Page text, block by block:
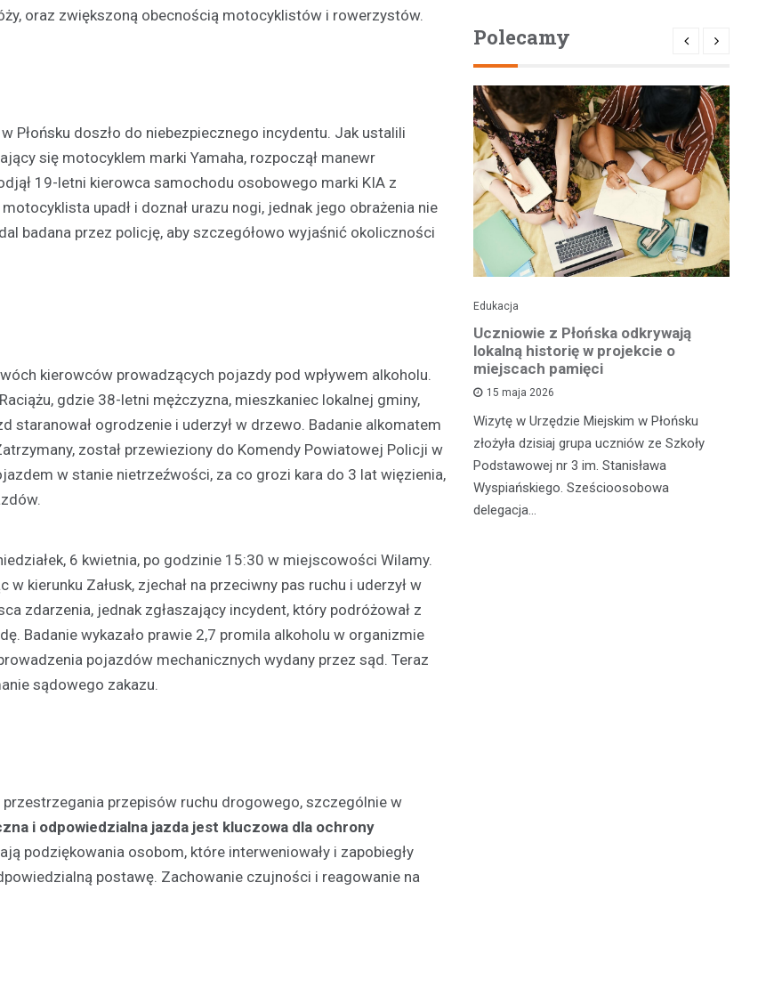
oraz zwiększoną obecnością motocyklistów i rowerzystów.
Płońsku doszło do niebezpiecznego incydentu. Jak ustalili
się motocyklem marki Yamaha, rozpoczął manewr
19-letni kierowca samochodu osobowego marki KIA z
upadł i doznał urazu nogi, jednak jego obrażenia nie
badana przez policję, aby szczegółowo wyjaśnić okoliczności
kierowców prowadzących pojazdy pod wpływem alkoholu.
gdzie 38-letni mężczyzna, mieszkaniec lokalnej gminy,
staranował ogrodzenie i uderzył w drzewo. Badanie alkomatem
został przewieziony do Komendy Powiatowej Policji w
w stanie nietrzeźwości, za co grozi kara do 3 lat więzienia,
6 kwietnia, po godzinie 15:30 w miejscowości Wilamy.
kierunku Załusk, zjechał na przeciwny pas ruchu i uderzył w
zdarzenia, jednak zgłaszający incydent, który podróżował z
Badanie wykazało prawie 2,7 promila alkoholu w organizmie
pojazdów mechanicznych wydany przez sąd. Teraz
sądowego zakazu.
przepisów ruchu drogowego, szczególnie w
i odpowiedzialna jazda jest kluczowa dla ochrony
podziękowania osobom, które interweniowały i zapobiegły
postawę. Zachowanie czujności i reagowanie na
Polecamy
11 grudnia 2023
Dnia 9 grudnia, powiewało odświętną
atmosferą w Starym Gralewie. To właśnie
tego dnia, mieszkańcy i goście miasteczka
zgromadzili się na…
Edukacja
Uczniowie z Płońska odkrywają
lokalną historię w projekcie o
miejscach pamięci
15 maja 2026
Wizytę w Urzędzie Miejskim w Płońsku
złożyła dzisiaj grupa uczniów ze Szkoły
Podstawowej nr 3 im. Stanisława
Wyspiańskiego. Sześcioosobowa
delegacja…